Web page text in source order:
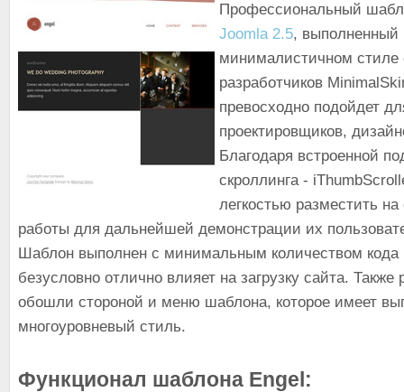
Профессиональный
Joomla 2.5, выполненный
минималистичном
разработчиков
превосходно подойдет
проектировщиков,
Благодаря встроенной
скроллинга -
легкостью разместить
работы для дальнейшей демонстрации их
Шаблон выполнен с минимальным количеством кода
безусловно отлично влияет на загрузку сайта. Также
обошли стороной и меню шаблона, которое имеет
многоуровневый стиль.
Функционал шаблона Engel: